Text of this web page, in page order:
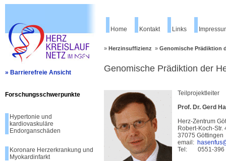
» Barrierefreie Ansicht
Forschungsschwerpunkte
Hypertonie und
kardiovaskuläre
Endorganschäden
Koronare Herzerkrankung und
Myokardinfarkt
Home Kontakt Links
» Herzinsuffizienz » Genomische Prädiktion
Genomische Prädiktion der
Teilprojektleiter
Prof. Dr. Gerd
Herz-Zentrum
Robert-Koch-Str.
37075 Göttingen
email:
Tel: 0551-396